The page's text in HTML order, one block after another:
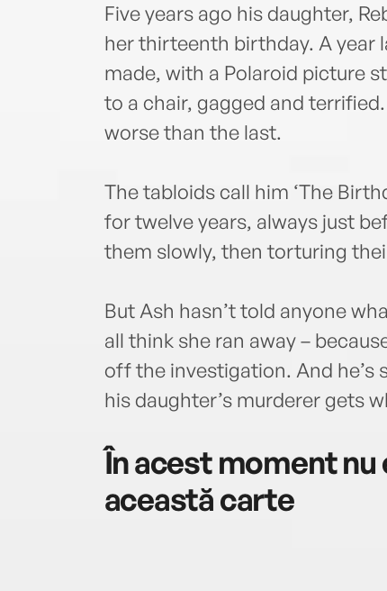
Five years ago his daughter,
her thirteenth birthday. A year
made, with a Polaroid picture
to a chair, gagged and
worse than the last.
The tabloids call him ‘The
for twelve years, always just
them slowly, then torturing
But Ash hasn’t told anyone
all think she ran away –
off the investigation. And
his daughter’s murderer gets
În acest moment
această carte